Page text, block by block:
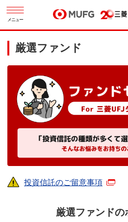
メニュー
厳選ファンド
投資信託のご留意事項
厳選ファンドの